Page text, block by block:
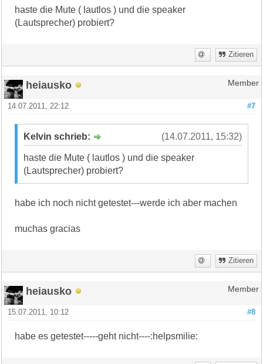
haste die Mute ( lautlos ) und die speaker
(Lautsprecher) probiert?
Zitieren
heiausko Member
#7
14.07.2011, 22:12
(14.07.2011, 15:32)
Kelvin schrieb:
haste die Mute ( lautlos ) und die speaker
(Lautsprecher) probiert?
habe ich noch nicht getestet---werde ich aber machen
muchas gracias
Zitieren
heiausko Member
#8
15.07.2011, 10:12
habe es getestet-----geht nicht----:helpsmilie: